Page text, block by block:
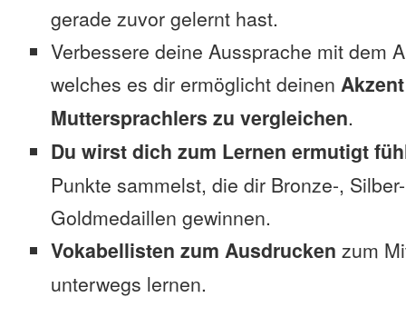
gerade zuvor gelernt hast.
Verbessere deine Aussprache mit dem
welches es dir ermöglicht deinen
Muttersprachlers zu vergleichen.
Du wirst dich zum Lernen ermutigt
Punkte sammelst, die dir Bronze-,
Goldmedaillen gewinnen.
Vokabellisten zum Ausdrucken zum
unterwegs lernen.